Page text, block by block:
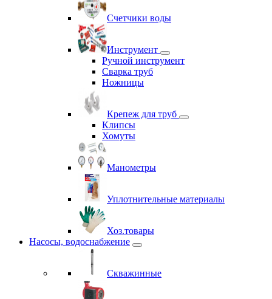
Счетчики воды
Инструмент
Ручной инструмент
Сварка труб
Ножницы
Крепеж для труб
Клипсы
Хомуты
Манометры
Уплотнительные материалы
Хоз.товары
Насосы, водоснабжение
Скважинные